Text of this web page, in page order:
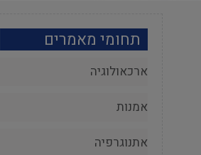
תחומי מאמרים
ארכאולוגיה
אמנות
אתנוגרפיה